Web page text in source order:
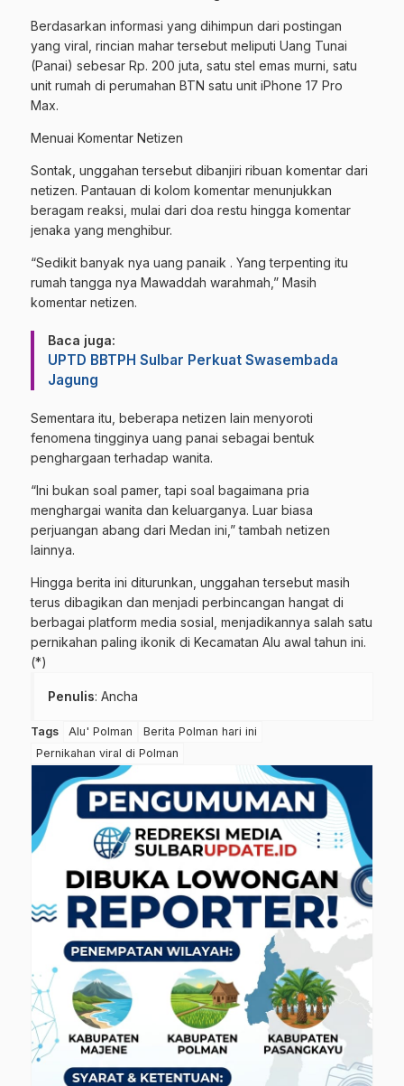
Berdasarkan informasi yang dihimpun dari postingan
yang viral, rincian mahar tersebut meliputi Uang Tunai
(Panai) sebesar Rp. 200 juta, satu stel emas murni, satu
unit rumah di perumahan BTN satu unit iPhone 17 Pro
Max.
​Menuai Komentar Netizen
​Sontak, unggahan tersebut dibanjiri ribuan komentar dari
netizen. Pantauan di kolom komentar menunjukkan
beragam reaksi, mulai dari doa restu hingga komentar
jenaka yang menghibur.
“Sedikit banyak nya uang panaik . Yang terpenting itu
rumah tangga nya Mawaddah warahmah,” Masih
komentar netizen.
Baca juga:
UPTD BBTPH Sulbar Perkuat Swasembada
Jagung
​Sementara itu, beberapa netizen lain menyoroti
fenomena tingginya uang panai sebagai bentuk
penghargaan terhadap wanita.
“Ini bukan soal pamer, tapi soal bagaimana pria
menghargai wanita dan keluarganya. Luar biasa
perjuangan abang dari Medan ini,” tambah netizen
lainnya.
​Hingga berita ini diturunkan, unggahan tersebut masih
terus dibagikan dan menjadi perbincangan hangat di
berbagai platform media sosial, menjadikannya salah satu
pernikahan paling ikonik di Kecamatan Alu awal tahun ini.
(*)
Penulis: Ancha
Tags Alu' Polman
Berita Polman hari ini
Pernikahan viral di Polman